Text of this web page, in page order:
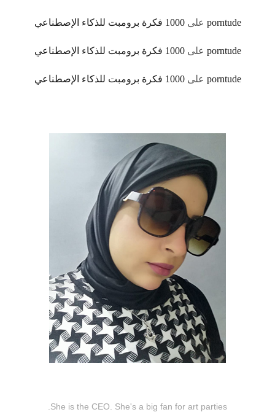
porntude على 1000 فكرة برومبت للذكاء الإصطناعي
porntude على 1000 فكرة برومبت للذكاء الإصطناعي
porntude على 1000 فكرة برومبت للذكاء الإصطناعي
She is the CEO. She's a big fan for art parties.